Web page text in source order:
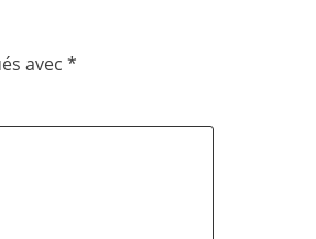
avec *